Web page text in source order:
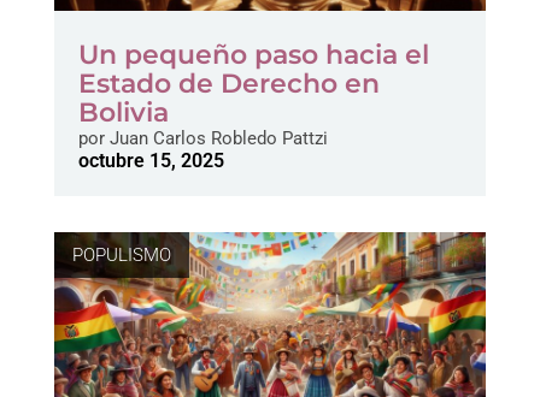
Un pequeño paso hacia el
Estado de Derecho en
Bolivia
porJuan Carlos Robledo Pattzi
octubre 15, 2025
POPULISMO